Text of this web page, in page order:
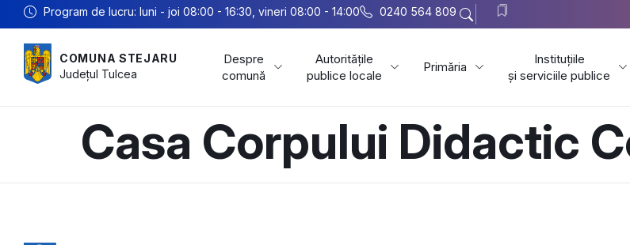
Program de lucru: luni - joi 08:00 - 16:30, vineri 08:00 - 14:00 0240 564 809
COMUNA STEJARU
Județul Tulcea
Despre
comună
Autoritățile
publice locale
Primăria
Instituțiile
și serviciile publice
Casa Corpului Didactic